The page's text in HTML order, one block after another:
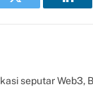
Twitter
seputar Web3,